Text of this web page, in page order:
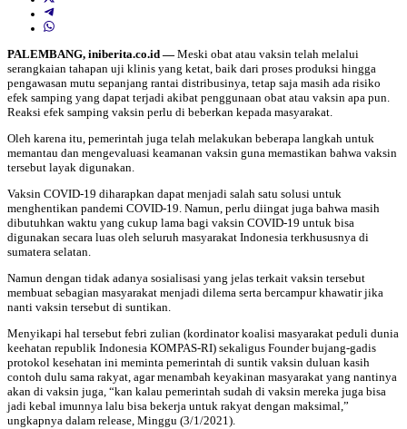
PALEMBANG, iniberita.co.id — Meski obat atau vaksin telah melalui
serangkaian tahapan uji klinis yang ketat, baik dari proses produksi hingga
pengawasan mutu sepanjang rantai distribusinya, tetap saja masih ada risiko
efek samping yang dapat terjadi akibat penggunaan obat atau vaksin apa pun.
Reaksi efek samping vaksin perlu di beberkan kepada masyarakat.
Oleh karena itu, pemerintah juga telah melakukan beberapa langkah untuk
memantau dan mengevaluasi keamanan vaksin guna memastikan bahwa vaksin
tersebut layak digunakan.
Vaksin COVID-19 diharapkan dapat menjadi salah satu solusi untuk
menghentikan pandemi COVID-19. Namun, perlu diingat juga bahwa masih
dibutuhkan waktu yang cukup lama bagi vaksin COVID-19 untuk bisa
digunakan secara luas oleh seluruh masyarakat Indonesia terkhususnya di
sumatera selatan.
Namun dengan tidak adanya sosialisasi yang jelas terkait vaksin tersebut
membuat sebagian masyarakat menjadi dilema serta bercampur khawatir jika
nanti vaksin tersebut di suntikan.
Menyikapi hal tersebut febri zulian (kordinator koalisi masyarakat peduli dunia
keehatan republik Indonesia KOMPAS-RI) sekaligus Founder bujang-gadis
protokol kesehatan ini meminta pemerintah di suntik vaksin duluan kasih
contoh dulu sama rakyat, agar menambah keyakinan masyarakat yang nantinya
akan di vaksin juga, “kan kalau pemerintah sudah di vaksin mereka juga bisa
jadi kebal imunnya lalu bisa bekerja untuk rakyat dengan maksimal,”
ungkapnya dalam release, Minggu (3/1/2021).